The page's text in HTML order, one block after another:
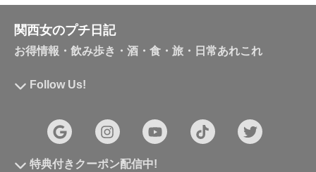
関西女のプチ日記
お得情報・飲み歩き・酒・食・旅・日常あれこれ
Follow Us!
特典付きクーポン配信中!